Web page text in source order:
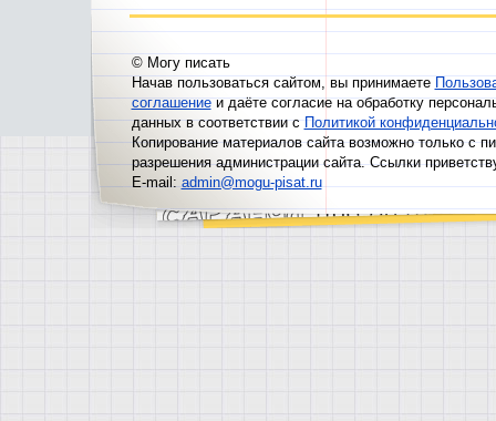
© Могу писать
Начав пользоваться сайтом, вы принимаете
соглашениеи даёте согласие на обработку
данных в соответствии сПолитикой
Копирование материалов сайта возможно только с
разрешения администрации сайта. Ссылки
E-mail:admin@mogu-pisat.ru